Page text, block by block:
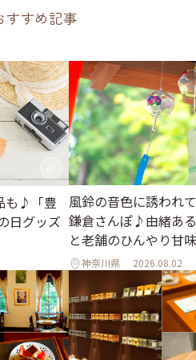
すすめ記事
も♪「豊
日グッズ
風鈴の音色に誘われ
鎌倉さんぽ♪由緒あ
と老舗のひんやり甘
神奈川県 2026.08.02